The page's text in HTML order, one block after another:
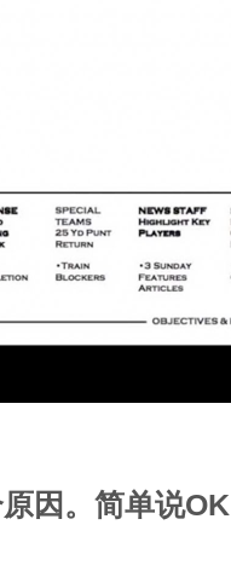
因。简单说